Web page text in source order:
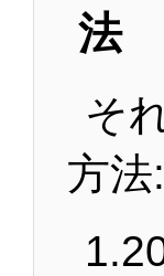
法
そ
方法: